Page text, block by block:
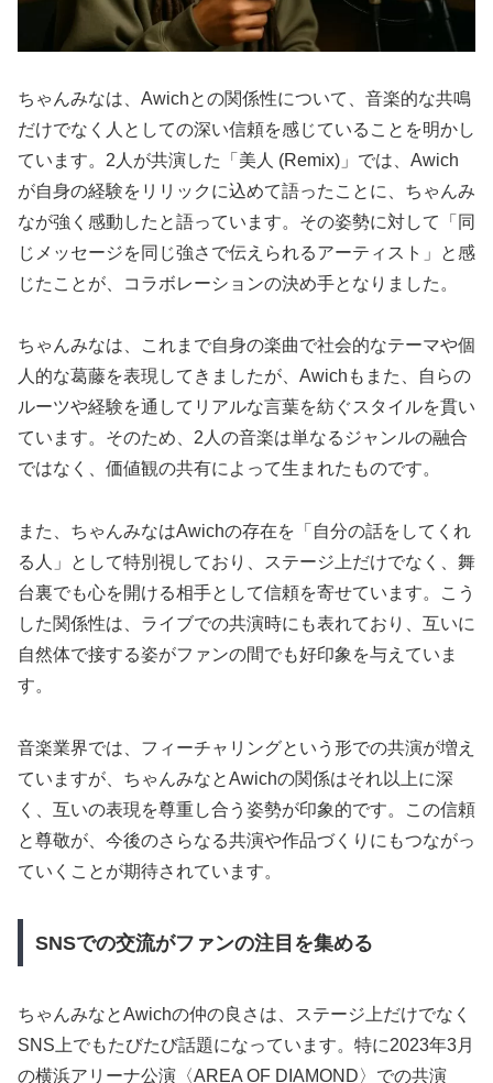
ちゃんみなは、Awichとの関係性について、音楽的な共鳴
だけでなく人としての深い信頼を感じていることを明かし
ています。2人が共演した「美人 (Remix)」では、Awich
が自身の経験をリリックに込めて語ったことに、ちゃんみ
なが強く感動したと語っています。その姿勢に対して「同
じメッセージを同じ強さで伝えられるアーティスト」と感
じたことが、コラボレーションの決め手となりました。
ちゃんみなは、これまで自身の楽曲で社会的なテーマや個
人的な葛藤を表現してきましたが、Awichもまた、自らの
ルーツや経験を通してリアルな言葉を紡ぐスタイルを貫い
ています。そのため、2人の音楽は単なるジャンルの融合
ではなく、価値観の共有によって生まれたものです。
また、ちゃんみなはAwichの存在を「自分の話をしてくれ
る人」として特別視しており、ステージ上だけでなく、舞
台裏でも心を開ける相手として信頼を寄せています。こう
した関係性は、ライブでの共演時にも表れており、互いに
自然体で接する姿がファンの間でも好印象を与えていま
す。
音楽業界では、フィーチャリングという形での共演が増え
ていますが、ちゃんみなとAwichの関係はそれ以上に深
く、互いの表現を尊重し合う姿勢が印象的です。この信頼
と尊敬が、今後のさらなる共演や作品づくりにもつながっ
ていくことが期待されています。
SNSでの交流がファンの注目を集める
ちゃんみなとAwichの仲の良さは、ステージ上だけでなく
SNS上でもたびたび話題になっています。特に2023年3月
の横浜アリーナ公演〈AREA OF DIAMOND〉での共演